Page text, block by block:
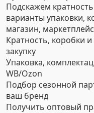
Подскажем
варианты упаковки,
магазин,
Кратность, коробки
закупку
Упаковка,
WB/Ozon
Подбор сезонной
ваш бренд
Получить оптовый